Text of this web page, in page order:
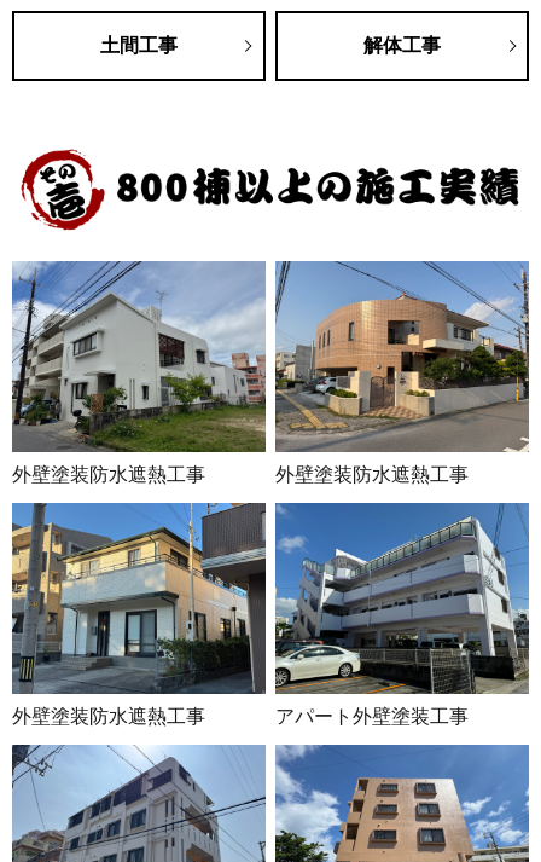
土間工事 解体工事
外壁塗装防水遮熱工事 外壁塗装防水遮熱工事
外壁塗装防水遮熱工事 アパート外壁塗装工事